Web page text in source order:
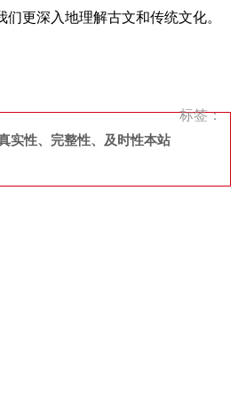
更深入地理解古文和传统文化。
标签：
实性、完整性、及时性本站